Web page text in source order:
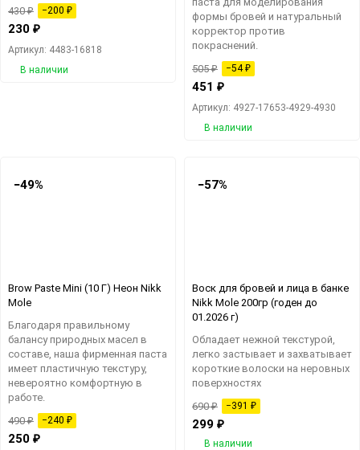
430₽ −200 ₽
230 ₽
Артикул: 4483-16818
В наличии
формы бровей и натуральный
корректор против
покраснений.
505₽ −54₽
451 ₽
Артикул: 4927-17653-4929-4930
В наличии
−49%
Brow Paste Mini (10 Г) Неон Nikk
Mole
Благодаря правильному
балансу природных масел в
составе, наша фирменная паста
имеет пластичную текстуру,
невероятно комфортную в
работе.
490₽ −240 ₽
250 ₽
−57%
Воск для бровей и лица в банке
Nikk Mole 200гр (годен до
01.2026 г)
Обладает нежной текстурой,
легко застывает и захватывает
короткие волоски на неровных
поверхностях
690₽ −391 ₽
299 ₽
В наличии